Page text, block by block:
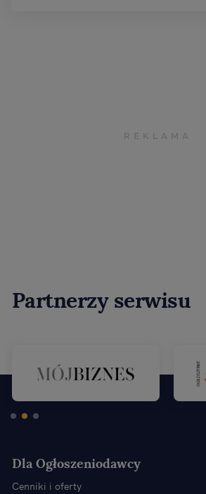
Partnerzy serwisu
Dla Ogłoszeniodawcy
Cenniki i oferty